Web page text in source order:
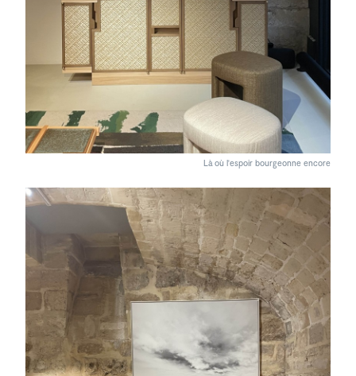
Là où l'espoir bourgeonne encore